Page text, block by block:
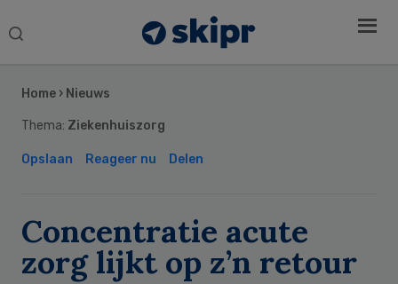
Search
Home › Nieuws
Thema: Ziekenhuiszorg
Opslaan Reageer nu Delen
Concentratie acute
zorg lijkt op z’n retour
Sidebar